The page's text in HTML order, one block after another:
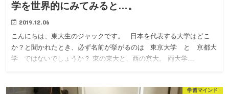
学を世界的にみてみると…。
2019.12.06
こんにちは、東大生のジャックです。 日本を代表する大学はどこ
か？と聞かれたとき、必ず名前が挙がるのは 東京大学 と 京都大
学 ではないでしょうか？ 東の東大と、西の京大。 両大学…
学習マインド